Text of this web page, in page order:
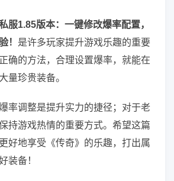
服1.85版本：一键修改爆率配置，
！ 是许多玩家提升游戏乐趣的重要
确的方法，合理设置爆率，就能在
量珍贵装备。
率调整是提升实力的捷径；对于老
持游戏热情的重要方式。希望这篇
好地享受《传奇》的乐趣，打出属
装备！